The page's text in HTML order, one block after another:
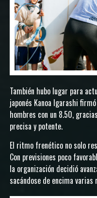
También hubo lugar para
japonés Kanoa Igarashi
hombres con un 8.50,
precisa y potente.
El ritmo frenético no solo
Con previsiones poco
la organización decidió
sacándose de encima varias